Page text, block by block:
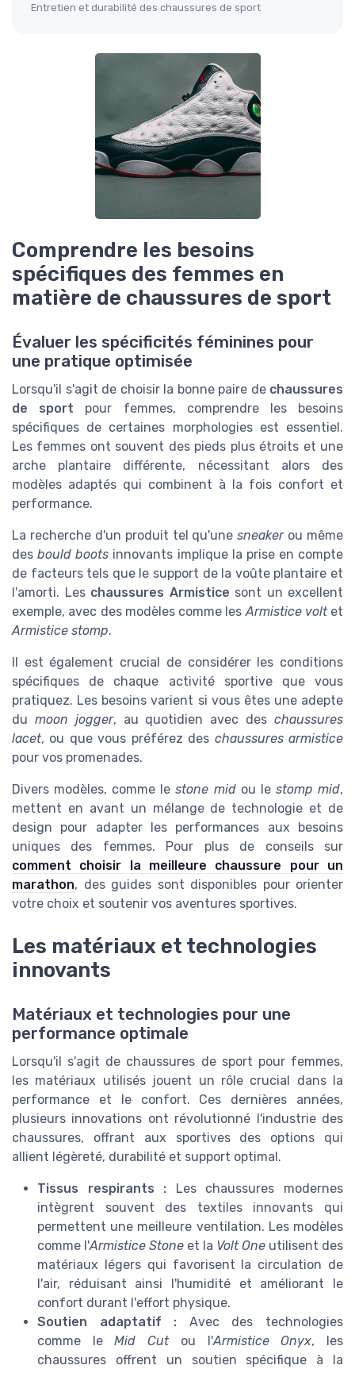
Entretien et durabilité des chaussures de sport
Comprendre les besoins
spécifiques des femmes en
matière de chaussures de sport
Évaluer les spécificités féminines pour
une pratique optimisée
Lorsqu'il s'agit de choisir la bonne paire de chaussures
de sport pour femmes, comprendre les besoins
spécifiques de certaines morphologies est essentiel.
Les femmes ont souvent des pieds plus étroits et une
arche plantaire différente, nécessitant alors des
modèles adaptés qui combinent à la fois confort et
performance.
La recherche d'un produit tel qu'unesneakerou même
desbould boots innovants implique la prise en compte
de facteurs tels que le support de la voûte plantaire et
l'amorti. Les chaussures Armistice sont un excellent
exemple, avec des modèles comme lesArmistice voltet
Armistice stomp.
Il est également crucial de considérer les conditions
spécifiques de chaque activité sportive que vous
pratiquez. Les besoins varient si vous êtes une adepte
du moon jogger, au quotidien avec deschaussures
lacet, ou que vous préférez des chaussures armistice
pour vos promenades.
Divers modèles, comme lestone midou le stomp mid,
mettent en avant un mélange de technologie et de
design pour adapter les performances aux besoins
uniques des femmes. Pour plus de conseils sur
comment choisir la meilleure chaussure pour un
marathon, des guides sont disponibles pour orienter
votre choix et soutenir vos aventures sportives.
Les matériaux et technologies
innovants
Matériaux et technologies pour une
performance optimale
Lorsqu'il s'agit de chaussures de sport pour femmes,
les matériaux utilisés jouent un rôle crucial dans la
performance et le confort. Ces dernières années,
plusieurs innovations ont révolutionné l'industrie des
chaussures, offrant aux sportives des options qui
allient légèreté, durabilité et support optimal.
Tissus respirants : Les chaussures modernes
intègrent souvent des textiles innovants qui
permettent une meilleure ventilation. Les modèles
comme l'Armistice Stone et la Volt One utilisent des
matériaux légers qui favorisent la circulation de
l'air, réduisant ainsi l'humidité et améliorant le
confort durant l'effort physique.
Soutien adaptatif : Avec des technologies
comme leMid Cutou l'Armistice Onyx, les
chaussures offrent un soutien spécifique à la